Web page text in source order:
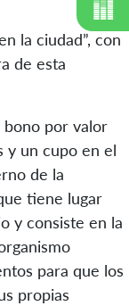
la ciudad”, con
de esta
por valor
y un cupo en el
de la
tiene lugar
y consiste en la
para que los
propias